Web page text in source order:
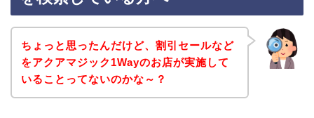
ちょっと思ったんだけど、割引セールなど
をアクアマジック1Wayのお店が実施して
いることってないのかな～？